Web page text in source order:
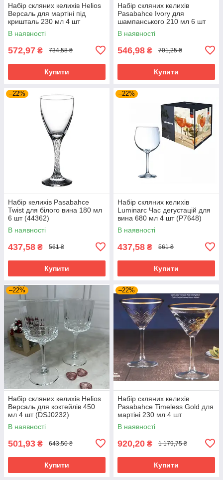
Набір скляних келихів Helios
Версаль для мартіні під
кришталь 230 мл 4 шт
(DSJ0223)
В наявності
572,97 ₴ 734,58 ₴
Купити
Набір скляних келихів
Pasabahce Ivory для
шампанського 210 мл 6 шт
(440475-6)
В наявності
546,98 ₴ 701,25 ₴
Купити
–22%
Набір келихів Pasabahce
Twist для білого вина 180 мл
6 шт (44362)
В наявності
437,58 ₴ 561 ₴
Купити
–22%
Набір скляних келихів
Luminarc Час дегустацій для
вина 680 мл 4 шт (P7648)
В наявності
437,58 ₴ 561 ₴
Купити
–22%
Набір скляних келихів Helios
Версаль для коктейлів 450
мл 4 шт (DSJ0232)
В наявності
501,93 ₴ 643,50 ₴
Купити
–22%
Набір скляних келихів
Pasabahce Timeless Gold для
мартіні 230 мл 4 шт
(440176G)
В наявності
920,20 ₴ 1 179,75 ₴
Купити